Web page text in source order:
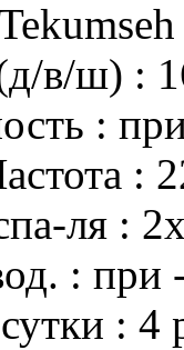
в/ш) :
:
:
ля :
: при
: 4